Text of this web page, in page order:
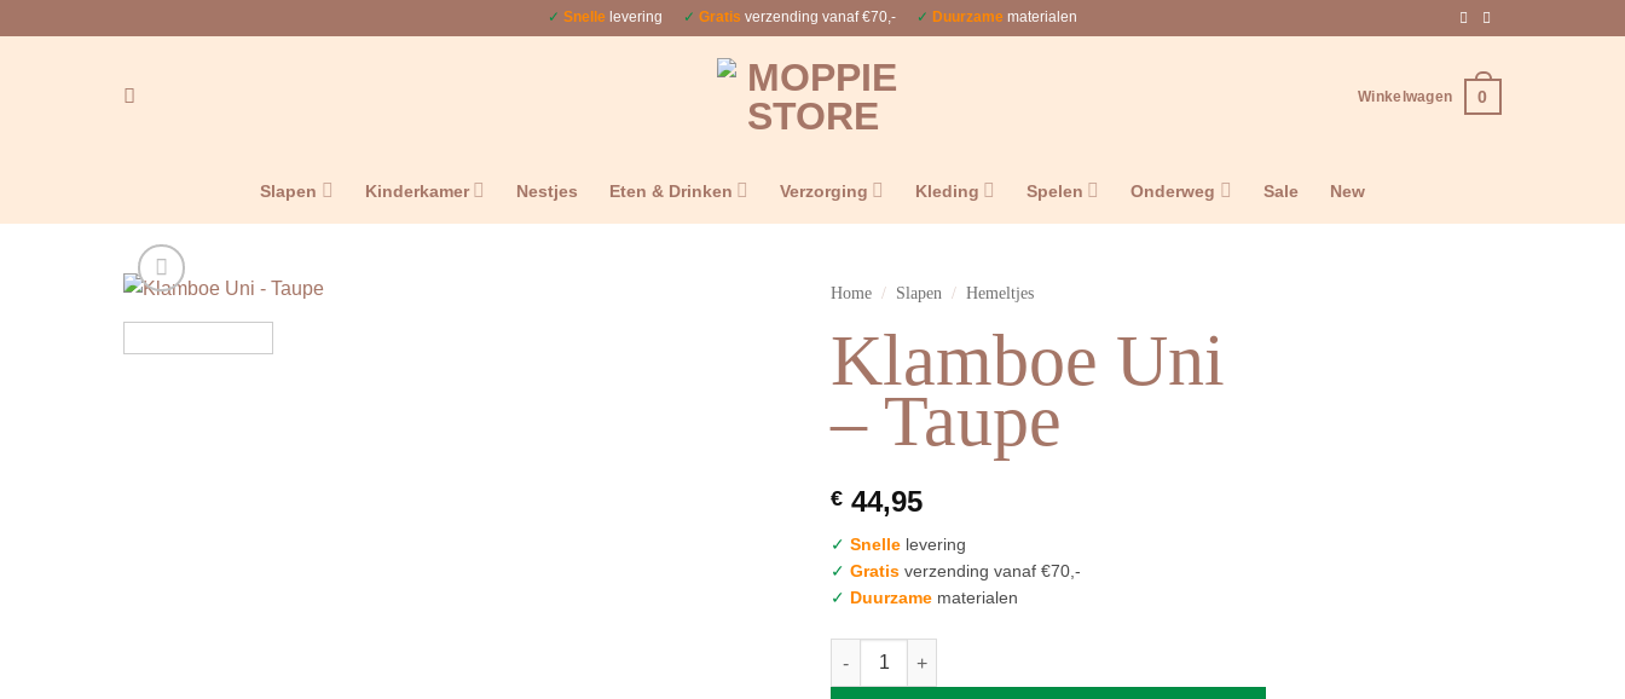
✓ Snelle levering ✓ Gratis verzending vanaf €70,- ✓ Duurzame materialen
Winkelwagen 0
Slapen Kinderkamer Nestjes Eten & Drinken Verzorging Kleding Spelen Onderweg Sale New
Home / Slapen / Hemeltjes
Klamboe Uni
– Taupe
€ 44,95
✓ Snelle levering
✓ Gratis verzending vanaf €70,-
✓ Duurzame materialen
Klamboe Uni - Taupe aantal